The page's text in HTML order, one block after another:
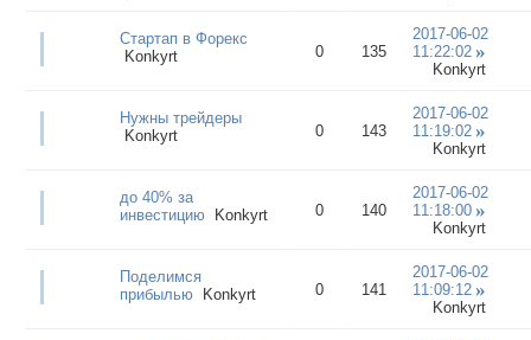
Стартап в Форекс
Konkyrt
0 135
2017-06-02
11:22:02
Konkyrt
Нужны трейдеры
Konkyrt
0 143
2017-06-02
11:19:02
Konkyrt
до 40% за
инвестицию
Konkyrt 0 140
2017-06-02
11:18:00
Konkyrt
Поделимся
прибылью
Konkyrt 0 141
2017-06-02
11:09:12
Konkyrt